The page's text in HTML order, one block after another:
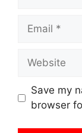
Email
Website
Save my
browser